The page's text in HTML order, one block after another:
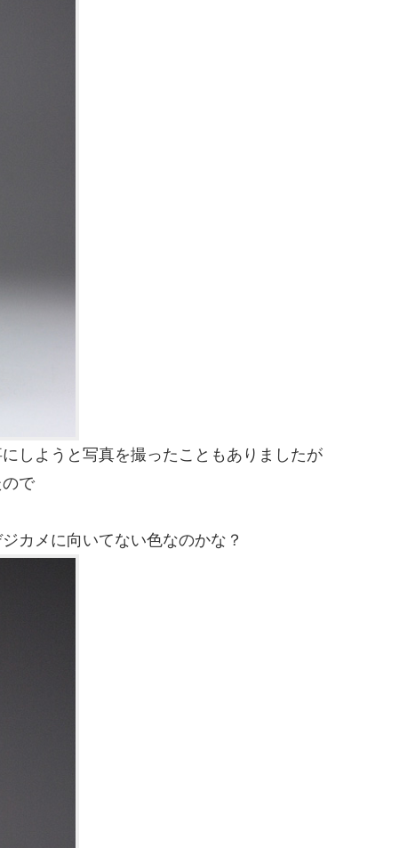
しようと写真を撮ったこともありましたが
で
カメに向いてない色なのかな？